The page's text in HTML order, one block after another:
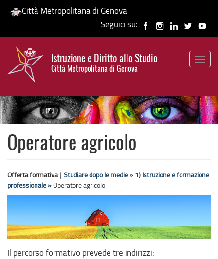
Salta
contenuto
principale
Città Metropolitana di Genova
Seguici su:
Istruzione e Diritto allo Studio
Città Metropolitana di Genova
HP banner
Operatore agricolo
Offerta formativa | Studiare dopo le medie » 1) Istruzione e formazione
professionale »Operatore agricolo
Il percorso formativo prevede tre indirizzi: